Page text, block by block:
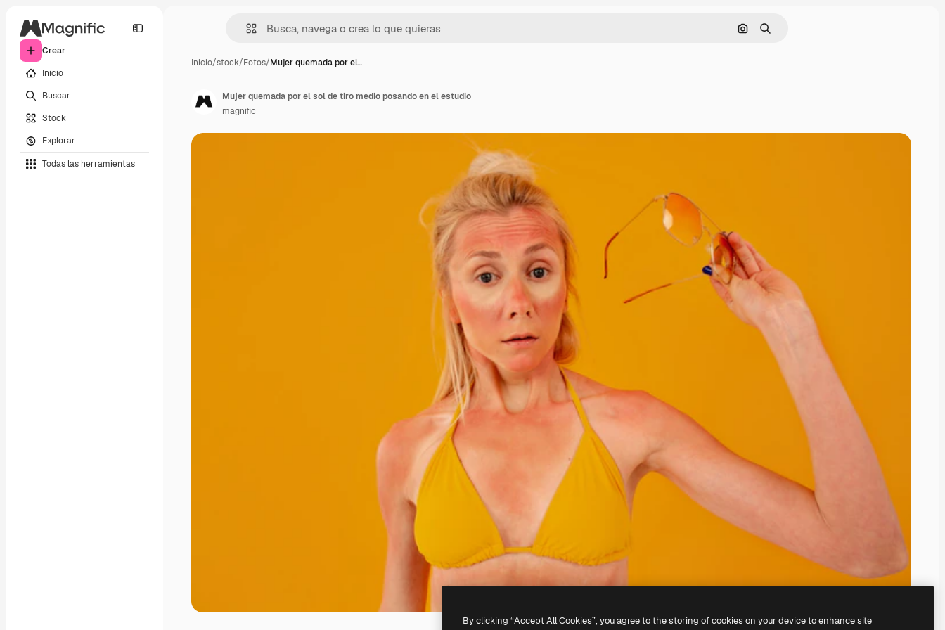
Crear
Inicio
Buscar
Stock
Explorar
Todas las herramientas
Buscar por imagen
Buscar
Inicio/stock/Fotos/Mujer quemada por el…
Mujer quemada por el sol de tiro medio posando en el estudio
magnific
By clicking “Accept All Cookies”, you agree to the storing of cookies on your device to enhance site